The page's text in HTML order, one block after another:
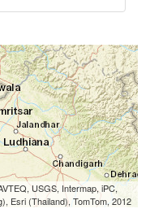
USGS, Intermap, iPC,
Esri (Thailand), TomTom, 2012